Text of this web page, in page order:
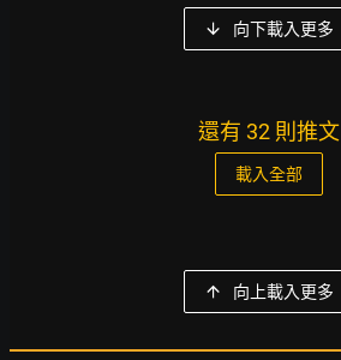
向下載入更多
還有 32 則推文
載入全部
向上載入更多